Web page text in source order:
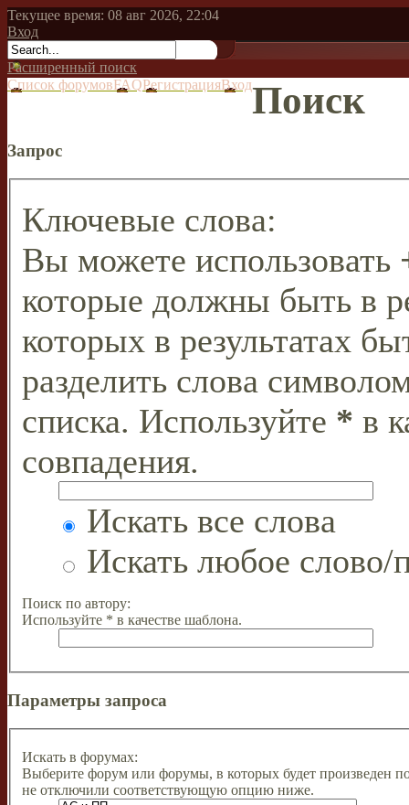
Текущее время: 08 авг 2026, 22:04
Вход
Расширенный поиск
Список форумовFAQРегистрацияВходПоиск
Запрос
Ключевые слова:
Вы можете использовать
которые должны быть в
которых в результатах
разделить слова
списка. Используйте * в
совпадения.
Искать все слова
Искать любое слово/
Поиск по автору:
Используйте * в качестве шаблона.
Параметры запроса
Искать в форумах:
Выберите форум или форумы, в которых будет произведен
не отключили соответствующую опцию ниже.